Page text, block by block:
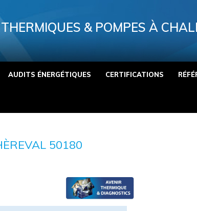
& POMPES À
AUDITS ÉNERGÉTIQUES CERTIFICATIONS
50180